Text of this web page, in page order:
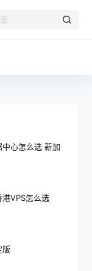
心怎么选 新加
VPS怎么选
版